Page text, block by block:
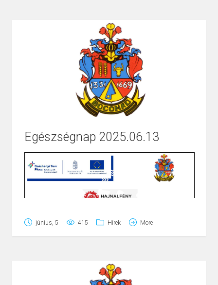
Page 100%
Egészségnap 2025.06.13
június, 5 415 Hírek More